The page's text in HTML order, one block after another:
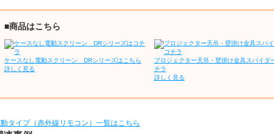
■商品はこちら
ケースなし電動スクリーン DRシリーズはこちら
詳しく見る
プロジェクター天吊・壁掛け金具スパイダ
チラ
詳しく見る
タイプ（赤外線リモコン）一覧はこちら